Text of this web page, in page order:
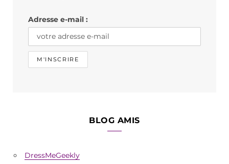
m
Adresse e-mail :
BLOG AMIS
DressMeGeekly